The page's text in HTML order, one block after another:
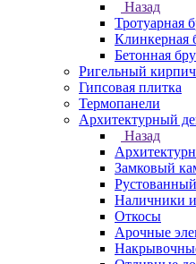
Назад
Тротуарная
Клинкерная
Бетонная
Ригельный кирпич
Гипсовая плитка
Термопанели
Архитектурный
Назад
Замковый
Наличники
Откосы
Арочные